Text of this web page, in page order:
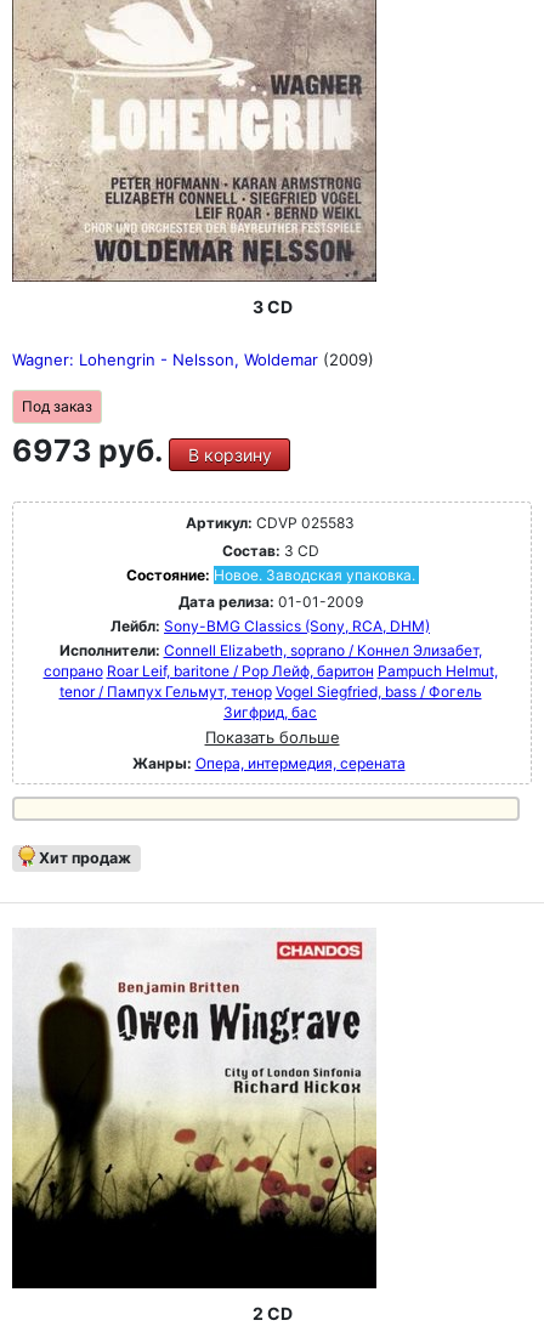
3 CD
Wagner: Lohengrin - Nelsson, Woldemar (2009)
Под заказ
6973 руб. В корзину
Артикул: CDVP 025583
Состав: 3 CD
Состояние: Новое. Заводская упаковка.
Дата релиза: 01-01-2009
Лейбл: Sony-BMG Classics (Sony, RCA, DHM)
Исполнители: Connell Elizabeth, soprano / Коннел Элизабет,
сопрано Roar Leif, baritone / Рор Лейф, баритон Pampuch Helmut,
tenor / Пампух Гельмут, тенор Vogel Siegfried, bass / Фогель
Зигфрид, бас
Показать больше
Жанры: Опера, интермедия, серената
Хит продаж
2 CD